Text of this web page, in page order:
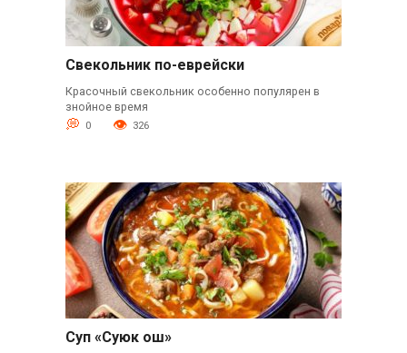
Свекольник по-еврейски
Красочный свекольник особенно популярен в
знойное время
0 326
Суп «Суюк ош»